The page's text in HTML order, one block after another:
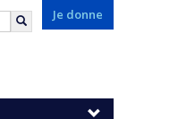
Je donne